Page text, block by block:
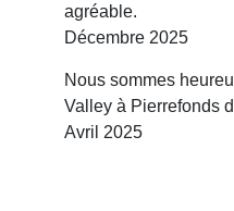
agréable.
Décembre 2025
Nous sommes
Valley à Pierrefonds
Avril 2025